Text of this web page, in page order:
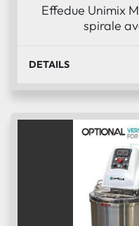
Effedue Unimix
spirale
DETAILS